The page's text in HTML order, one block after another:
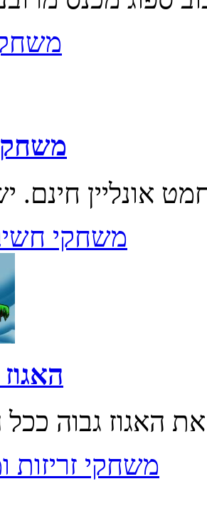
משחקי
משחקי זריזות